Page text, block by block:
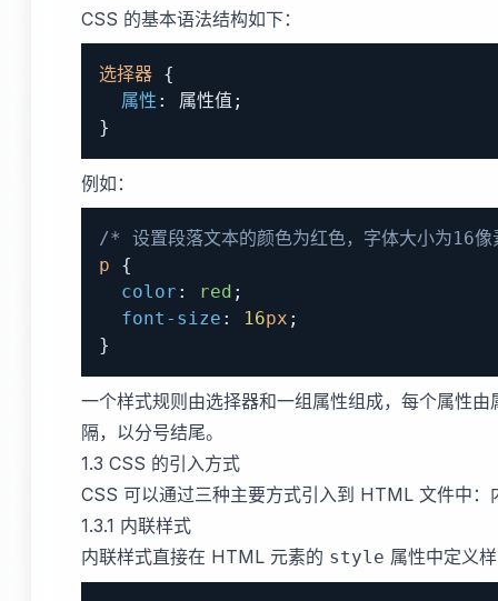
CSS 的基本语法结构如下：
选择器 {
属性 : 属性值 ;
}
例如：
/* 设置段落文本的颜色为红色，字体大小为16
p
{
color : red ;
font-size : 16px ;
}
一个样式规则由选择器和一组属性组成，每个属性
隔，以分号结尾。
1.3 CSS 的引入方式
CSS 可以通过三种主要方式引入到 HTML 文件中
1.3.1 内联样式
内联样式直接在 HTML 元素的 style 属性中定义